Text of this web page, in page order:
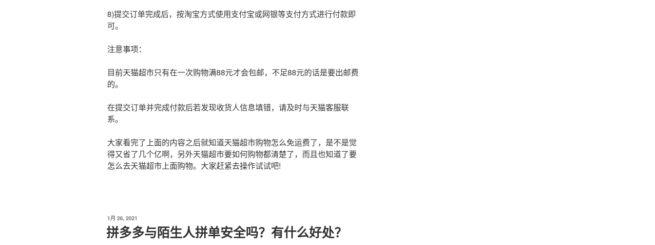
8)提交订单完成后，按淘宝方式使用支付宝或网银等支付方式进行付款即
可。
注意事项：
目前天猫超市只有在一次购物满88元才会包邮，不足88元的话是要出邮费
的。
在提交订单并完成付款后若发现收货人信息填错，请及时与天猫客服联
系。
大家看完了上面的内容之后就知道天猫超市购物怎么免运费了，是不是觉
得又省了几个亿啊，另外天猫超市要如何购物都清楚了，而且也知道了要
怎么去天猫超市上面购物。大家赶紧去操作试试吧!
发
布
于
1月 26, 2021
拼多多与陌生人拼单安全吗？有什么好处？